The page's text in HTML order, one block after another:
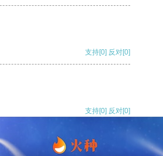
支持[0] 反对[0]
支持[0] 反对[0]